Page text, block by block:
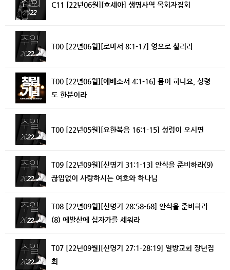
C11 [22년06월][호세아] 생명사역 목회자집회
T00 [22년06월][로마서 8:1-17] 영으로 살리라
T00 [22년06월][에베소서 4:1-16] 몸이 하나요, 성령
도 한분이라
T00 [22년05월][요한복음 16:1-15] 성령이 오시면
T09 [22년09월][신명기 31:1-13] 안식을 준비하라(9)
끊임없이 사랑하시는 여호와 하나님
T08 [22년09월][신명기 28:58-68] 안식을 준비하라
(8) 에발산에 십자가를 세워라
T07 [22년09월][신명기 27:1-28:19] 열방교회 장년집
회